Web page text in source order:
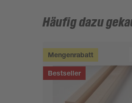
Häufig dazu
Mengenrabatt
Bestseller